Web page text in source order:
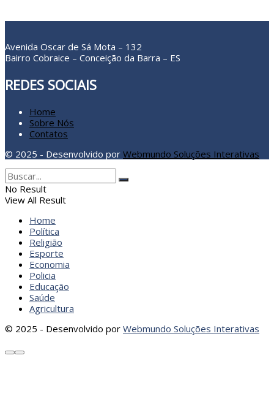
Avenida Oscar de Sá Mota – 132
Bairro Cobraice – Conceição da Barra – ES
REDES SOCIAIS
Home
Sobre Nós
Contatos
© 2025 - Desenvolvido por Webmundo Soluções Interativas
No Result
View All Result
Home
Política
Religião
Esporte
Economia
Policia
Educação
Saúde
Agricultura
© 2025 - Desenvolvido por Webmundo Soluções Interativas